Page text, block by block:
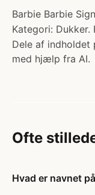
Barbie Barbie
Kategori: Dukker.
Dele af indholdet
med hjælp fra AI.
Ofte
Hvad er navnet